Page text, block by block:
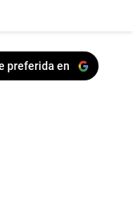
preferida en